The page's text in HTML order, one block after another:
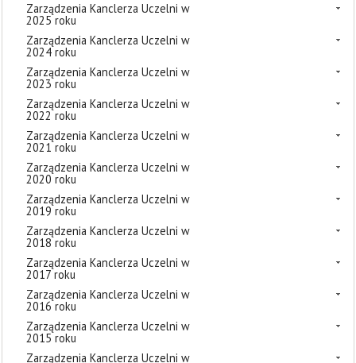
Zarządzenia Kanclerza Uczelni w
2025 roku
Zarządzenia Kanclerza Uczelni w
2024 roku
Zarządzenia Kanclerza Uczelni w
2023 roku
Zarządzenia Kanclerza Uczelni w
2022 roku
Zarządzenia Kanclerza Uczelni w
2021 roku
Zarządzenia Kanclerza Uczelni w
2020 roku
Zarządzenia Kanclerza Uczelni w
2019 roku
Zarządzenia Kanclerza Uczelni w
2018 roku
Zarządzenia Kanclerza Uczelni w
2017 roku
Zarządzenia Kanclerza Uczelni w
2016 roku
Zarządzenia Kanclerza Uczelni w
2015 roku
Zarządzenia Kanclerza Uczelni w